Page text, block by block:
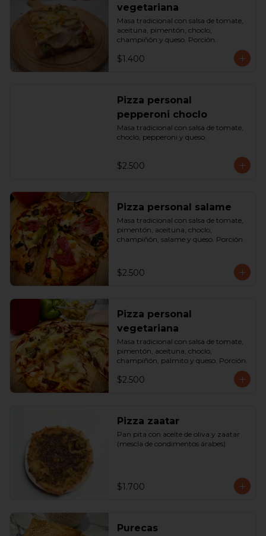
vegetariana
Masa tradicional con salsa de tomate,
aceituna, pimentón, choclo,
champiñón y queso. Porción.
$1.400
Pizza personal
pepperoni choclo
Masa tradicional con salsa de tomate,
choclo, pepperoni y queso.
$2.500
Pizza personal salame
Masa tradicional con salsa de tomate,
pimentón, aceituna, choclo,
champiñón, salame y queso. Porción.
$2.500
Pizza personal
vegetariana
Masa tradicional con salsa de tomate,
pimentón, aceituna, choclo,
champiñón, palmito y queso. Porción.
$2.500
Pizza zaatar
Pan pita con aceite de oliva y zaatar
(mescla de condimentos árabes)
$1.700
Purecas